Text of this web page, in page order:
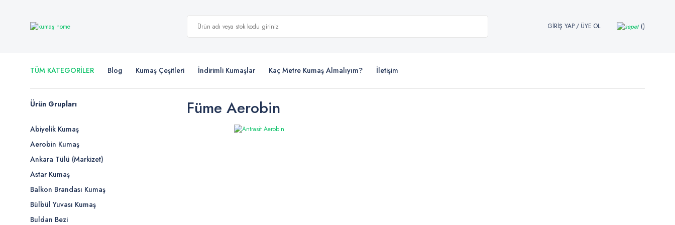
GİRİŞ YAP/ ÜYE OL
TÜM KATEGORİLER Blog Kumaş Çeşitleri İndirimli Kumaşlar Kaç Metre Kumaş Almalıyım? İletişim
Ürün Grupları
Abiyelik Kumaş
Aerobin Kumaş
Ankara Tülü (Markizet)
Astar Kumaş
Balkon Brandası Kumaş
Bülbül Yuvası Kumaş
Buldan Bezi
Füme Aerobin